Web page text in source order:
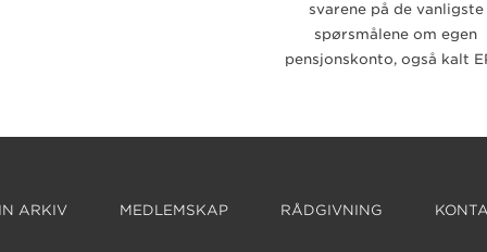
svarene på de vanligste
spørsmålene om egen
pensjonskonto, også kalt
ARKIV MEDLEMSKAP RÅDGIVNING